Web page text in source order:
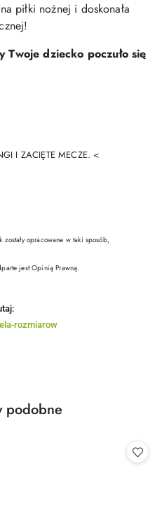
piłki nożnej i doskonała
dziecko poczuło się
I ZACIĘTE MECZE. <
opracowane w taki sposób,
jest Opinią Prawną.
rozmiarow
podobne